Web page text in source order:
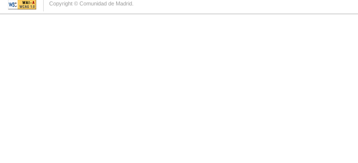
Copyright © Comunidad de Madrid.